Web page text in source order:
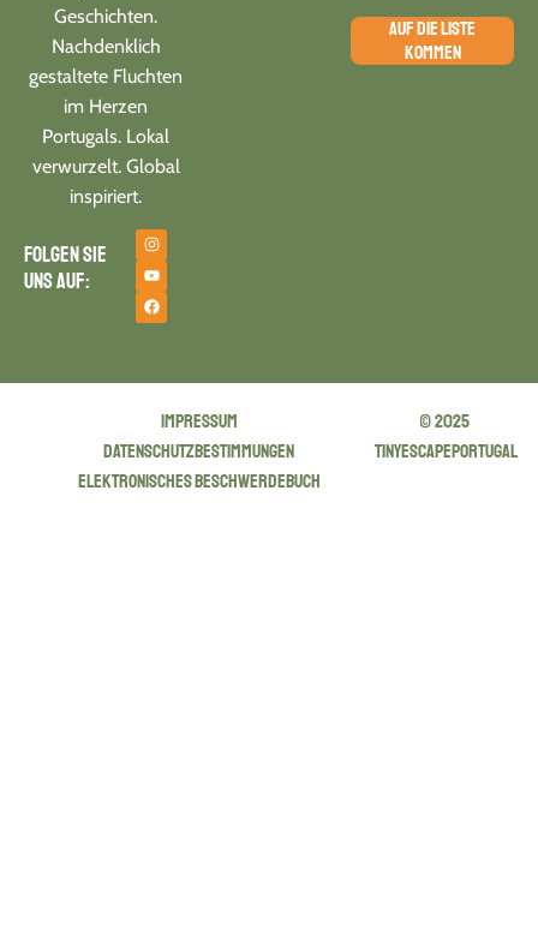
Geschichten.
Nachdenklich
gestaltete Fluchten
im Herzen
Portugals. Lokal
verwurzelt. Global
inspiriert.
Folgen Sie
uns auf:
AUF DIE LISTE
KOMMEN
© 2025
tinyescapeportugal
Impressum
Datenschutzbestimmungen
Elektronisches Beschwerdebuch